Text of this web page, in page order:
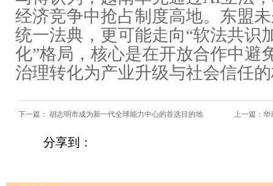
经济竞争中抢占制度高地。东盟
统一法典，更可能走向“软法共识
化”格局，核心是在开放合作中避
治理转化为产业升级与社会信任
下一篇： 胡志明市成为新一代全球能力中心的首选目的地 上一篇： 华
分享到：